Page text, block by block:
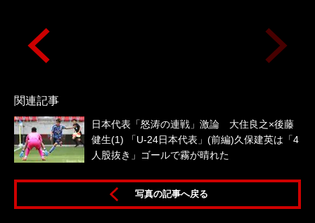
関連記事
日本代表「怒涛の連戦」激論 大住良之×後藤
健生(1) 「U-24日本代表」(前編)久保建英は「4
人股抜き」ゴールで霧が晴れた
写真の記事へ戻る